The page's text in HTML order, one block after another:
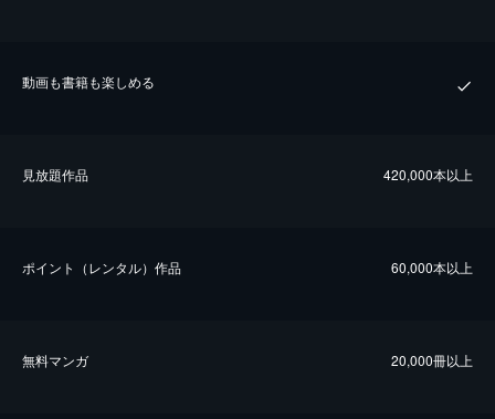
動画も書籍も楽しめる
⾒放題作品 420,000本以上
ポイント（レンタル）作品 60,000本以上
無料マンガ 20,000冊以上